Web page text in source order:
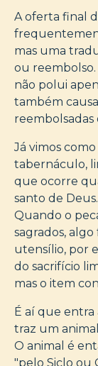
A oferta final
mas uma
ou
não polui
também
Já vimos
tabernáculo,
que ocorre
santo de
Quando o
sagrados,
utensílio, por
do sacrifício
mas o item
É aí que
traz um
O animal é
"pelo Siclo ou